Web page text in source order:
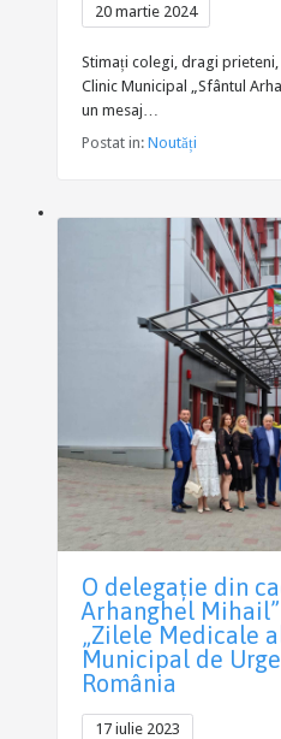
20 martie 2024
Stimați colegi, dragi
Clinic Municipal „Sfântul
un mesaj…
Postat in: Noutăți
O delegație din
Arhanghel
„Zilele Medicale
Municipal de
România
17 iulie 2023